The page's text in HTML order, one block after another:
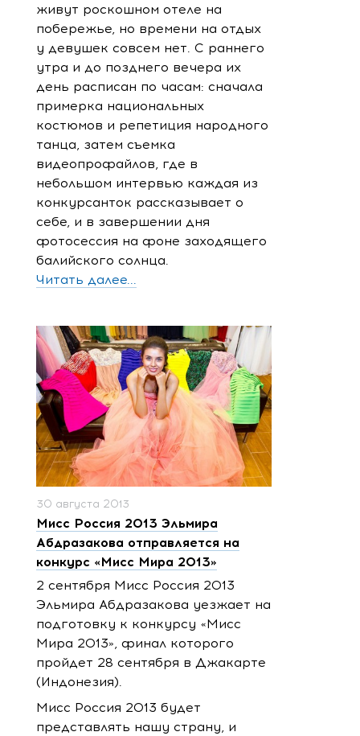
живут роскошном отеле на
побережье, но времени на отдых
у девушек совсем нет. С раннего
утра и до позднего вечера их
день расписан по часам: сначала
примерка национальных
костюмов и репетиция народного
танца, затем съемка
видеопрофайлов, где в
небольшом интервью каждая из
конкурсанток рассказывает о
себе, и в завершении дня
фотосессия на фоне заходящего
балийского солнца.
Читать далее...
30 августа 2013
Мисс Россия 2013 Эльмира
Абдразакова отправляется на
конкурс «Мисс Мира 2013»
2 сентября Мисс Россия 2013
Эльмира Абдразакова уезжает на
подготовку к конкурсу «Мисс
Мира 2013», финал которого
пройдет 28 сентября в Джакарте
(Индонезия).
Мисс Россия 2013 будет
представлять нашу страну, и